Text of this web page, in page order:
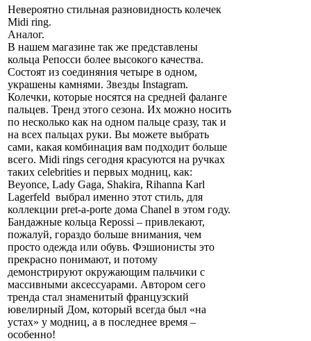
Невероятно стильная разновидность колечек
Midi ring.
Аналог.
В нашем магазине так же представлены
кольца Репосси более высокого качества.
Состоят из соединяния четыре в одном,
украшены камнями. Звезды Instagram.
Колечки, которые носятся на средней фаланге
пальцев. Тренд этого сезона. Их можно носить
по несколько как на одном пальце сразу, так и
на всех пальцах руки. Вы можете выбрать
сами, какая комбинация вам подходит больше
всего. Midi rings сегодня красуются на ручках
таких celebrities и первых модниц, как:
Beyonce, Lady Gaga, Shakira, Rihanna Karl
Lagerfeld выбрал именно этот стиль, для
коллекции pret-a-porte дома Chanel в этом году.
Бандажные кольца Repossi – привлекают,
пожалуй, гораздо больше внимания, чем
просто одежда или обувь. Фэшионисты это
прекрасно понимают, и потому
демонстрируют окружающим пальчики с
массивными аксессуарами. Автором сего
тренда стал знаменитый французский
ювелирный Дом, который всегда был «на
устах» у модниц, а в последнее время –
особенно!